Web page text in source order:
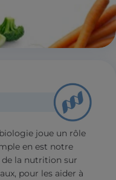
joue un rôle
en est notre
la nutrition sur
pour les aider à